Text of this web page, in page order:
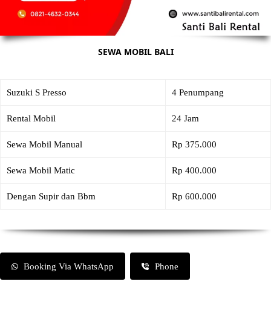
SEWA MOBIL BALI
Suzuki S Presso 4 Penumpang
Rental Mobil 24 Jam
Sewa Mobil Manual Rp 375.000
Sewa Mobil Matic Rp 400.000
Dengan Supir dan Bbm Rp 600.000
Booking Via WhatsApp Phone